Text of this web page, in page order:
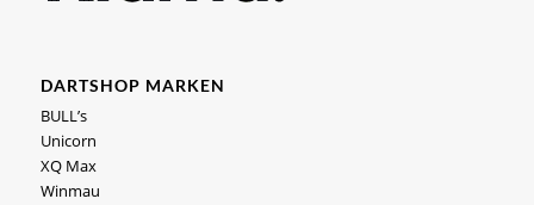
DARTSHOP MARKEN
BULL’s
Unicorn
XQ Max
Winmau